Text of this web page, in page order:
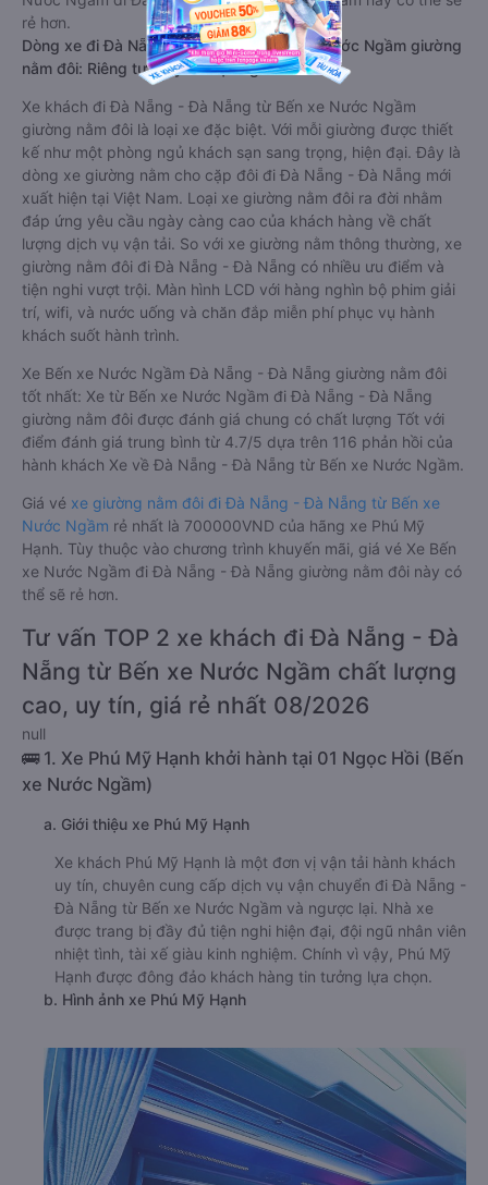
rẻ hơn.
Dòng xe đi Đà Nẵng - Đà Nẵng từ Bến xe Nước Ngầm giường
nằm đôi: Riêng tư, đầy đủ tiện nghi
Xe khách đi Đà Nẵng - Đà Nẵng từ Bến xe Nước Ngầm
giường nằm đôi là loại xe đặc biệt. Với mỗi giường được thiết
kế như một phòng ngủ khách sạn sang trọng, hiện đại. Đây là
dòng xe giường nằm cho cặp đôi đi Đà Nẵng - Đà Nẵng mới
xuất hiện tại Việt Nam. Loại xe giường nằm đôi ra đời nhằm
đáp ứng yêu cầu ngày càng cao của khách hàng về chất
lượng dịch vụ vận tải. So với xe giường nằm thông thường, xe
giường nằm đôi đi Đà Nẵng - Đà Nẵng có nhiều ưu điểm và
tiện nghi vượt trội. Màn hình LCD với hàng nghìn bộ phim giải
trí, wifi, và nước uống và chăn đắp miễn phí phục vụ hành
khách suốt hành trình.
Xe Bến xe Nước Ngầm Đà Nẵng - Đà Nẵng giường nằm đôi
tốt nhất: Xe từ Bến xe Nước Ngầm đi Đà Nẵng - Đà Nẵng
giường nằm đôi được đánh giá chung có chất lượng Tốt với
điểm đánh giá trung bình từ 4.7/5 dựa trên 116 phản hồi của
hành khách Xe về Đà Nẵng - Đà Nẵng từ Bến xe Nước Ngầm.
Giá vé xe giường nằm đôi đi Đà Nẵng - Đà Nẵng từ Bến xe
Nước Ngầm rẻ nhất là 700000VND của hãng xe Phú Mỹ
Hạnh. Tùy thuộc vào chương trình khuyến mãi, giá vé Xe Bến
xe Nước Ngầm đi Đà Nẵng - Đà Nẵng giường nằm đôi này có
thể sẽ rẻ hơn.
Tư vấn TOP 2 xe khách đi Đà Nẵng - Đà
Nẵng từ Bến xe Nước Ngầm chất lượng
cao, uy tín, giá rẻ nhất 08/2026
null
🚌 1. Xe Phú Mỹ Hạnh khởi hành tại 01 Ngọc Hồi (Bến
xe Nước Ngầm)
a. Giới thiệu xe Phú Mỹ Hạnh
Xe khách Phú Mỹ Hạnh là một đơn vị vận tải hành khách
uy tín, chuyên cung cấp dịch vụ vận chuyển đi Đà Nẵng -
Đà Nẵng từ Bến xe Nước Ngầm và ngược lại. Nhà xe
được trang bị đầy đủ tiện nghi hiện đại, đội ngũ nhân viên
nhiệt tình, tài xế giàu kinh nghiệm. Chính vì vậy, Phú Mỹ
Hạnh được đông đảo khách hàng tin tưởng lựa chọn.
b. Hình ảnh xe Phú Mỹ Hạnh